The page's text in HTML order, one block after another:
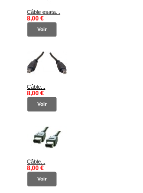
Câble esata...
8,00 €
Voir
Câble...
8,00 €
Voir
Câble...
8,00 €
Voir